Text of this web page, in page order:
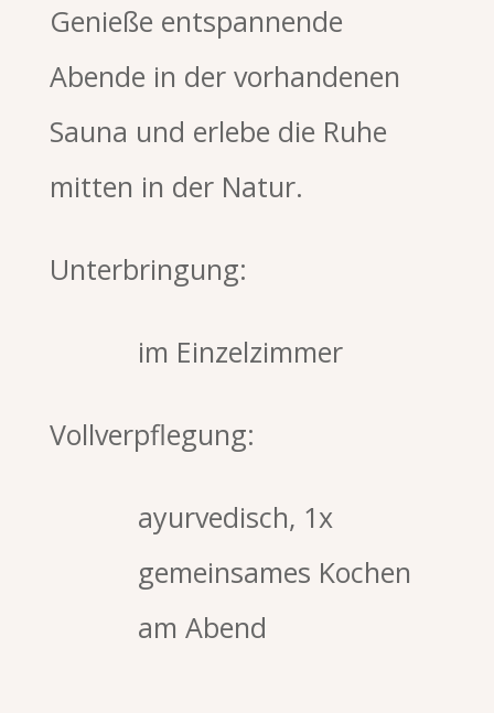
Genieße entspannende
Abende in der vorhandenen
Sauna und erlebe die Ruhe
mitten in der Natur.
Unterbringung:
im Einzelzimmer
Vollverpflegung:
ayurvedisch, 1x
gemeinsames Kochen
am Abend